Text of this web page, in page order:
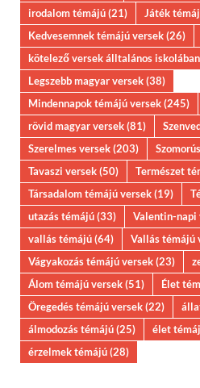
irodalom témájú(21) Játék
Kedvesemnek témájú versek(26)
kötelező versek álltalános iskolában
Legszebb magyar versek(38)
Mindennapok témájú versek(245)
rövid magyar versek(81)
Szerelmes versek(203)
Tavaszi versek(50) Természet
Társadalom témájú versek(19)
utazás témájú(33) Valentin-napi
vallás témájú(64) Vallás témájú
Vágyakozás témájú versek(23)
Álom témájú versek(51) Élet
Öregedés témájú versek(22)
álmodozás témájú(25) élet
érzelmek témájú(28)